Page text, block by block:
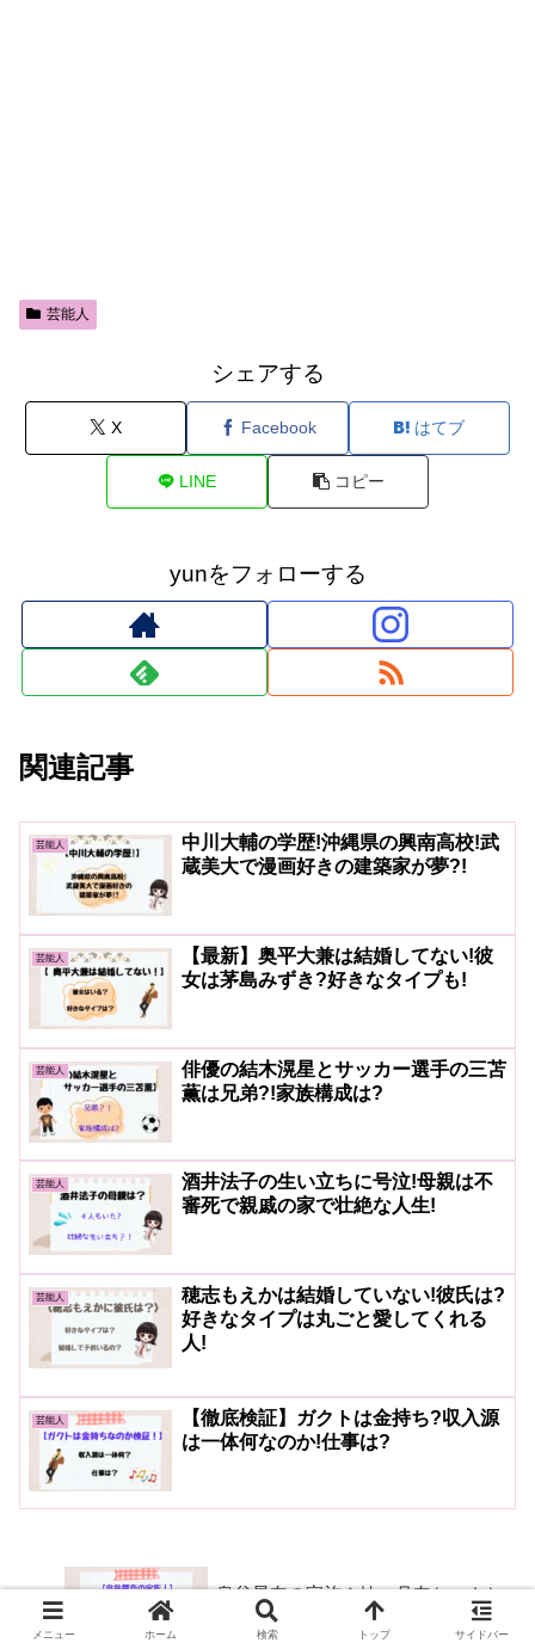
芸能人
シェアする
X Facebook はてブ
LINE コピー
yunをフォローする
関連記事
芸能人
中川大輔の学歴!沖縄県の興南高校!武
蔵美大で漫画好きの建築家が夢?!
芸能人
【最新】奥平大兼は結婚してない!彼
女は茅島みずき?好きなタイプも!
芸能人
俳優の結木滉星とサッカー選手の三苫
薫は兄弟?!家族構成は?
芸能人
酒井法子の生い立ちに号泣!母親は不
審死で親戚の家で壮絶な人生!
芸能人
穂志もえかは結婚していない!彼氏は?
好きなタイプは丸ごと愛してくれる
人!
芸能人
【徹底検証】ガクトは金持ち?収入源
は一体何なのか!仕事は?
泉谷星奈の家族！妹・月奈ちゃんと
ドラマで初共演し、母親も有名人！
メニュー ホーム 検索 トップ サイドバー